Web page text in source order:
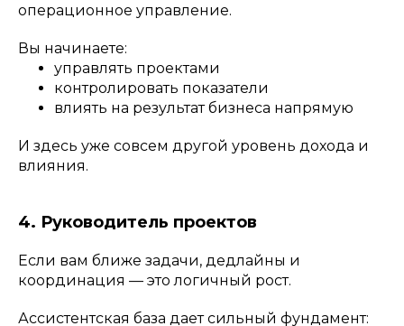
операционное управление.
Вы начинаете:
управлять проектами
контролировать показатели
влиять на результат бизнеса напрямую
И здесь уже совсем другой уровень дохода и
влияния.
4. Руководитель проектов
Если вам ближе задачи, дедлайны и
координация — это логичный рост.
Ассистентская база дает сильный фундамент: